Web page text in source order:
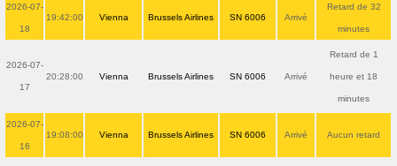
2026-07-
18
19:42:00 Vienna Brussels Airlines SN 6006 Arrivé
Retard de 32
minutes
2026-07-
17
20:28:00 Vienna Brussels Airlines SN 6006 Arrivé
Retard de 1
heure et 18
minutes
2026-07-
16
19:08:00 Vienna Brussels Airlines SN 6006 Arrivé Aucun retard